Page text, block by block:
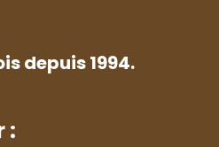
depuis 1994.
: